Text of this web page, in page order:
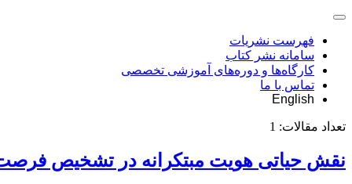
فهرست نشریات
سامانه نشر کتاب
کارگاه‌ها و دوره‌های آموزشی تخصصی
تماس با ما
English
تعداد مقالات: 1
نقش حیاتی هویت مبتکرانه در تشخیص